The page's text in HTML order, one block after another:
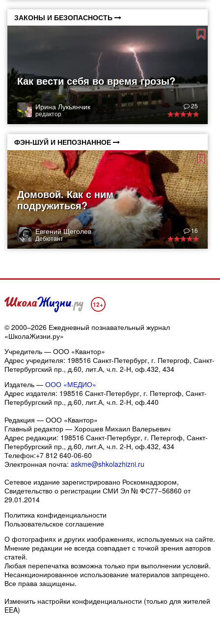
ЗАКОНЫ И БЕЗОПАСНОСТЬ
Как вести себя во время грозы?
Ирина Лукьянчик
редактор
25
ФЭН-ШУЙ И НЕПОЗНАННОЕ
Домовой. Как с ним
подружиться?
Евгений Щеголев
Дебютант
16
12+
© 2000–2026 Ежедневный познавательный журнал
«ШколаЖизни.ру»
Учредитель — ООО «Квантор»
Адрес учредителя: 198516 Санкт-Петербург, г. Петергоф, Санкт-
Петербургский пр., д.60, лит.А, ч.п. 2-Н, оф.432, 434
Издатель — ООО «МЕДИО»
Адрес издателя: 198516 Санкт-Петербург, г. Петергоф, Санкт-
Петербургский пр., д.60, лит.А, ч.п. 2-Н, оф.440
Редакция — ООО «Квантор»
Главный редактор — Хорошев Михаил Валерьевич
Адрес редакции: 198516 Санкт-Петербург, г. Петергоф, Санкт-
Петербургский пр., д.60, лит.А, ч.п. 2-Н, оф.432, 434
Телефон:+7 812 640-06-60
Электронная почта: askme@shkolazhizni.ru
Сетевое издание зарегистрировано Роскомнадзором,
Свидетельство о регистрации СМИ Эл № ФС77−56860 от
29.01.2014
Политика конфиденциальности
Пользовательское соглашение
О фотографиях и других изображениях, используемых на сайте.
Мнение редакции не всегда совпадает с точкой зрения авторов
статей.
Любая перепечатка возможна только при выполнении условий.
Несанкционированное использование материалов запрещено.
Все права защищены.
Изменить настройки конфиденциальности (только для жителей
EEA)